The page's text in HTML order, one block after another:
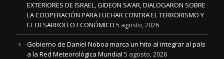
EXTERIORES DE ISRAEL, GIDEON SA’AR, DIALOGARON SOBRE
LA COOPERACIÓN PARA LUCHAR CONTRA EL TERRORISMO Y
EL DESARROLLO ECONÓMICO 5 agosto, 2026
Gobierno de Daniel Noboa marca un hito al integrar al país
a la Red Meteorológica Mundial 5 agosto, 2026